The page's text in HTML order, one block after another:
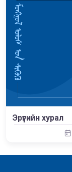
Эрүүгийн хурал